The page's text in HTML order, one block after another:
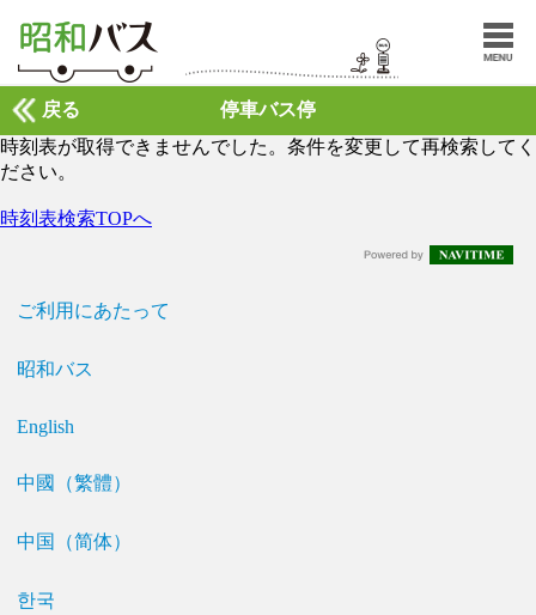
停車バス停
戻る
時刻表が取得できませんでした。条件を変更して再検索してく
ださい。
時刻表検索TOPへ
ご利用にあたって
昭和バス
English
中國（繁體）
中国（简体）
한국